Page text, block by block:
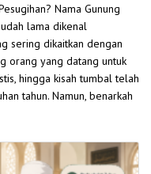
Nama Gunung
lama dikenal
sering dikaitkan dengan
orang yang datang untuk
hingga kisah tumbal telah
tahun. Namun, benarkah